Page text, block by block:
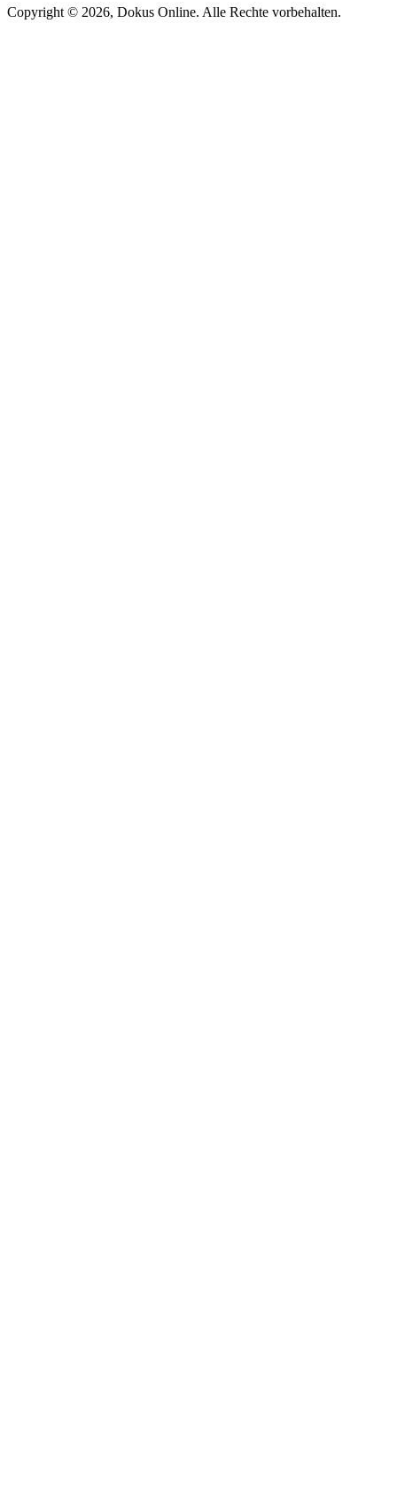
Copyright © 2026, Dokus Online. Alle Rechte vorbehalten.